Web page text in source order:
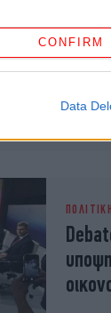
CONFIRM
Data
ΠΟΛΙΤΙΚΗ